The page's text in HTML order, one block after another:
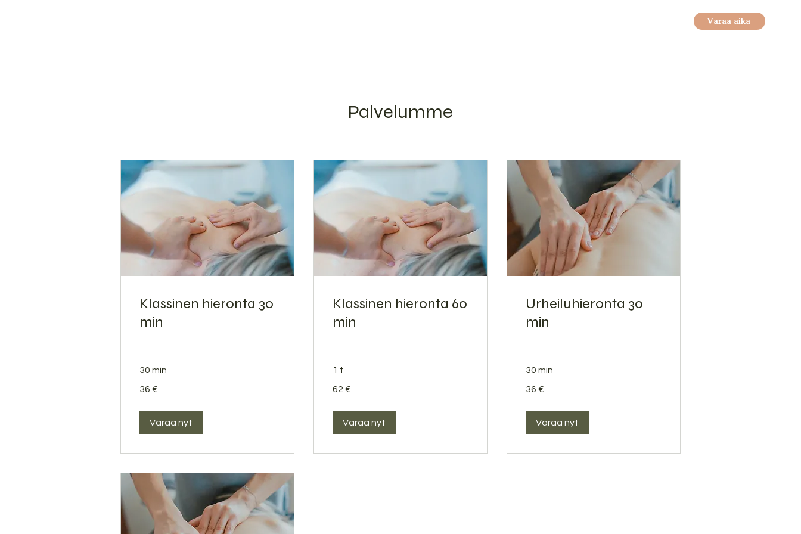
Varaa aika
Palvelumme
Klassinen hieronta 30
min
30 min
euroa
36 €
Varaa nyt
Klassinen hieronta 60
min
1 t
euroa
62 €
Varaa nyt
Urheiluhieronta 30
min
30 min
euroa
36 €
Varaa nyt